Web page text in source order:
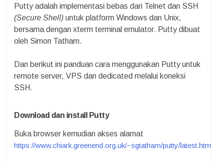
Putty adalah implementasi bebas dari Telnet dan SSH
(Secure Shell) untuk platform Windows dan Unix,
bersama dengan xterm terminal emulator. Putty dibuat
oleh Simon Tatham.
Dan berikut ini panduan cara menggunakan Putty untuk
remote server, VPS dan dedicated melalui koneksi
SSH.
Download dan install Putty
Buka browser kemudian akses alamat
https://www.chiark.greenend.org.uk/~sgtatham/putty/latest.html